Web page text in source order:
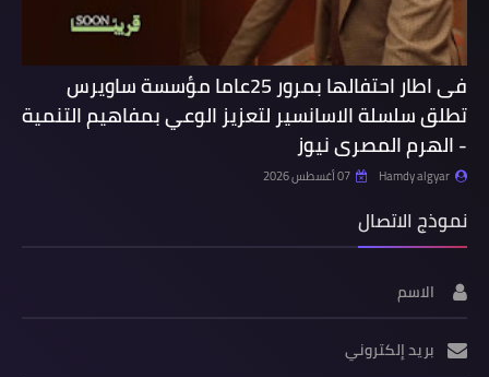
فى اطار احتفالها بمرور 25عاما مؤسسة ساويرس
تطلق سلسلة الاسانسير لتعزيز الوعي بمفاهيم التنمية
- الهرم المصرى نيوز
Hamdy algyar 07 أغسطس 2026
نموذج الاتصال
الاسم
بريد إلكتروني